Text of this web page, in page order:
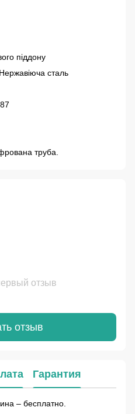
піддону
сталь
труба.
отзыв
отзыв
Гарантия
– бесплатно.